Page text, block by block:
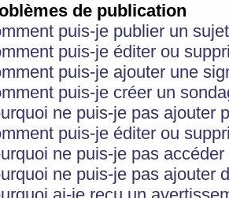
de publication
puis-je publier un
puis-je éditer ou
puis-je ajouter une
puis-je créer un
ne puis-je pas ajouter
puis-je éditer ou
ne puis-je pas
ne puis-je pas ajouter